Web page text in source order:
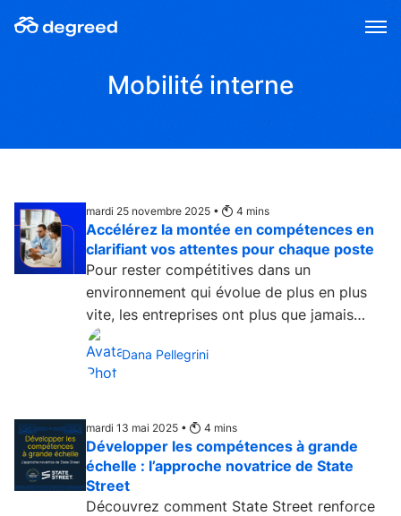
au
Mobilité interne
mardi 25 novembre 2025 • 4 mins
Accélérez la montée en compétences en
clarifiant vos attentes pour chaque poste
Pour rester compétitives dans un
environnement qui évolue de plus en plus
vite, les entreprises ont plus que jamais
besoin d’investir dans le...
Dana Pellegrini
mardi 13 mai 2025 • 4 mins
Développer les compétences à grande
échelle : l’approche novatrice de State
Street
Découvrez comment State Street renforce